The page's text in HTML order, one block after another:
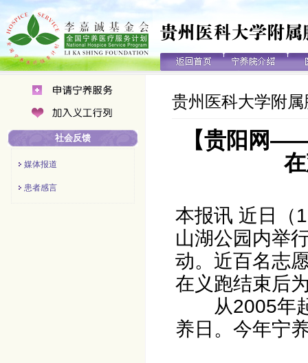
社会反馈
媒体报道
患者感言
贵州医科大学附
【贵阳网
本报讯 近日（
山湖公园内举
动。近百名志
在义跑结束后
从2005年起
养日。今年宁